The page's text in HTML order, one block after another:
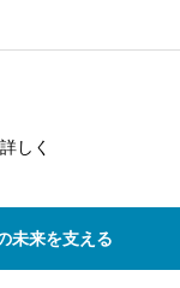
しく
未来を支える